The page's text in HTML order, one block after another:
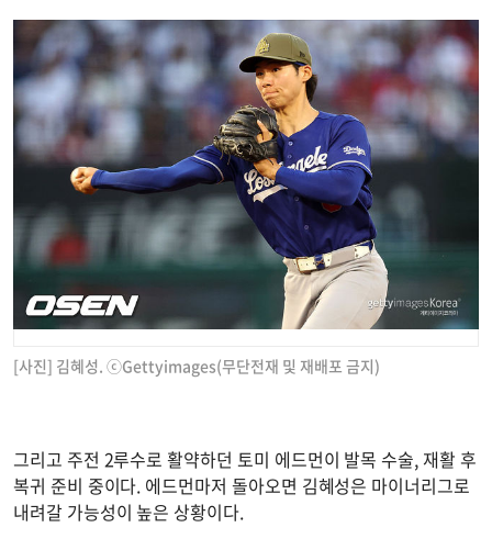
[사진] 김혜성. ⓒGettyimages(무단전재 및 재배포 금지)
그리고 주전 2루수로 활약하던 토미 에드먼이 발목 수술, 재활 후
복귀 준비 중이다. 에드먼마저 돌아오면 김혜성은 마이너리그로
내려갈 가능성이 높은 상황이다.